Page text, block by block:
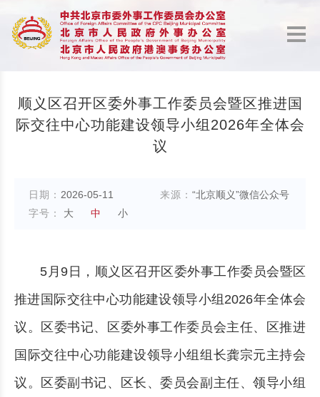
顺义区召开区委外事工作委员会暨区推进国
际交往中心功能建设领导小组2026年全体会
议
日期： 2026-05-11 来源： “北京顺义”微信公众号
字号：
大 中 小
5月9日，顺义区召开区委外事工作委员会暨区
推进国际交往中心功能建设领导小组2026年全体会
议。区委书记、区委外事工作委员会主任、区推进
国际交往中心功能建设领导小组组长龚宗元主持会
议。区委副书记、区长、委员会副主任、领导小组